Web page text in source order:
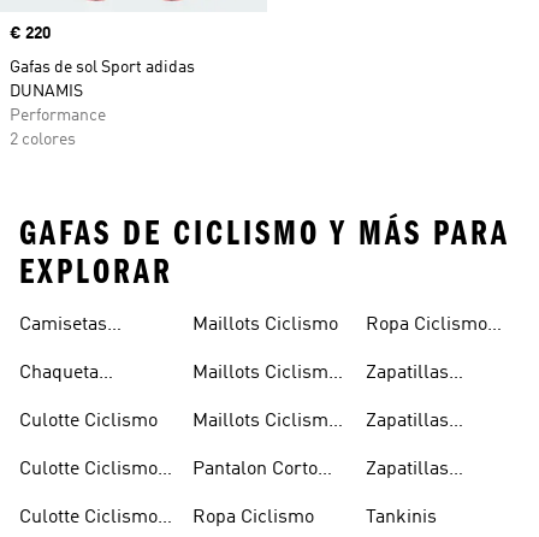
Precio
€ 220
Gafas de sol Sport adidas
DUNAMIS
Performance
2 colores
GAFAS DE CICLISMO Y MÁS PARA
EXPLORAR
Camisetas
Ciclismo
Chaqueta
Culotte Ciclismo
Culotte Ciclismo
Culotte Ciclismo
Maillots Ciclismo
Maillots Ciclismo
Maillots Ciclismo
Pantalon Corto
Ropa Ciclismo
Ropa Ciclismo
Zapatillas
Zapatillas
Zapatillas
Tankinis